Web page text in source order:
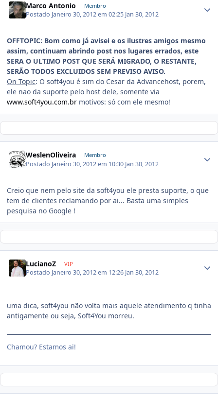
Marco Antonio Membro
Postado Janeiro 30, 2012 em 02:25 Jan 30, 2012
OFFTOPIC: Bom como já avisei e os ilustres amigos mesmo
assim, continuam abrindo post nos lugares errados, este
SERA O ULTIMO POST QUE SERÁ MIGRADO, O RESTANTE,
SERÃO TODOS EXCLUIDOS SEM PREVISO AVISO.
On Topic: O soft4you é sim do Cesar da Advancehost, porem,
ele nao da suporte pelo host dele, somente via
www.soft4you.com.br motivos: só com ele mesmo!
WeslenOliveira Membro
Postado Janeiro 30, 2012 em 10:30 Jan 30, 2012
Creio que nem pelo site da soft4you ele presta suporte, o que
tem de clientes reclamando por ai... Basta uma simples
pesquisa no Google !
LucianoZ VIP
Postado Janeiro 30, 2012 em 12:26 Jan 30, 2012
uma dica, soft4you não volta mais aquele atendimento q tinha
antigamente ou seja, Soft4You morreu.
Chamou? Estamos ai!